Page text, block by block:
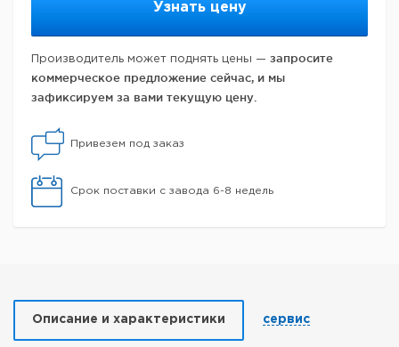
Узнать цену
Производитель может поднять цены — запросите
коммерческое предложение сейчас, и мы
зафиксируем за вами текущую цену.
Привезем под заказ
Срок поставки с завода 6-8 недель
Описание и характеристики сервис